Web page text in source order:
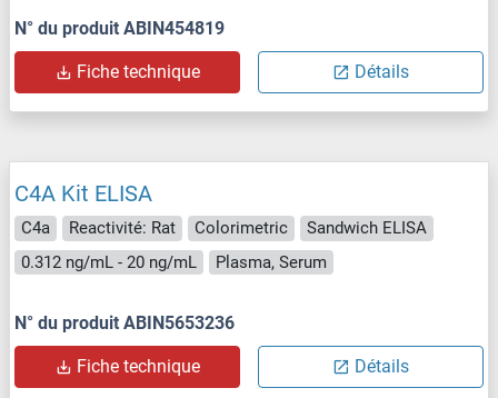
N° du produit ABIN454819
Fiche technique Détails
C4A Kit ELISA
C4a Reactivité: Rat Colorimetric
Sandwich ELISA
0.312 ng/mL - 20 ng/mL
Plasma, Serum
N° du produit ABIN5653236
Fiche technique Détails